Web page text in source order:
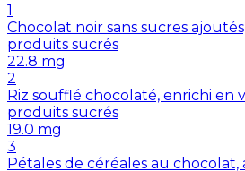
1
Chocolat noir sans sucres
produits sucrés
22.8 mg
2
Riz soufflé chocolaté, enrichi en
produits sucrés
19.0 mg
3
Pétales de céréales au